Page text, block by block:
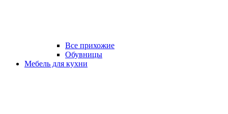
Все прихожие
Обувницы
Мебель для кухни